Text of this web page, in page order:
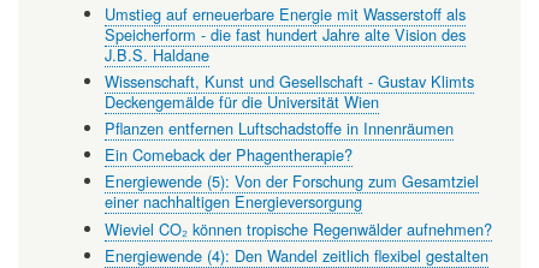
Umstieg auf erneuerbare Energie mit Wasserstoff als
Speicherform - die fast hundert Jahre alte Vision des
J.B.S. Haldane
Wissenschaft, Kunst und Gesellschaft - Gustav Klimts
Deckengemälde für die Universität Wien
Pflanzen entfernen Luftschadstoffe in Innenräumen
Ein Comeback der Phagentherapie?
Energiewende (5): Von der Forschung zum Gesamtziel
einer nachhaltigen Energieversorgung
Wieviel CO₂ können tropische Regenwälder aufnehmen?
Energiewende (4): Den Wandel zeitlich flexibel gestalten